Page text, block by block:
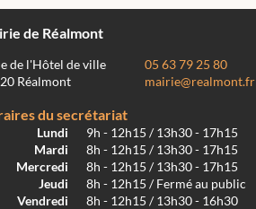
de Réalmont
de l'Hôtel de ville
Réalmont
05 63 79 25 80
mairie@realmont.fr
du secrétariat
Lundi
9h - 12h15 / 13h30 - 17h15
Mardi
8h - 12h15 / 13h30 - 17h15
Mercredi
8h - 12h15 / 13h30 - 17h15
Jeudi
8h - 12h15 / Fermé au public
Vendredi
8h - 12h15 / 13h30 - 16h30